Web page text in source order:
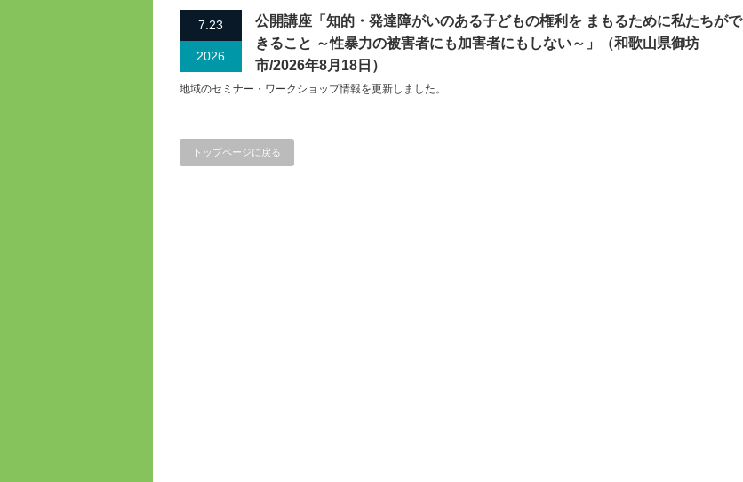
7.23
2026
公開講座「知的・発達障がいのある子どもの権利を まもるために私たちがで
きること ～性暴力の被害者にも加害者にもしない～」（和歌山県御坊
市/2026年8月18日）
地域のセミナー・ワークショップ情報を更新しました。
トップページに戻る